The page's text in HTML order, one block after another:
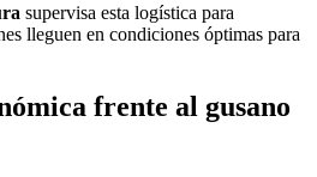
supervisa esta logística para
lleguen en condiciones óptimas para
frente al gusano